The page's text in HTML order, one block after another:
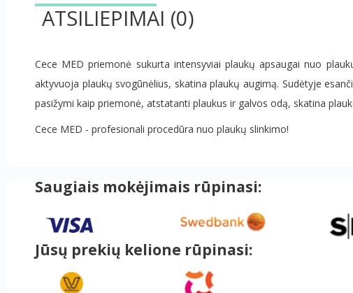
ATSILIEPIMAI (0)
Cece MED priemonė sukurta intensyviai plaukų apsaugai nuo
aktyvuoja plaukų svogūnėlius, skatina plaukų augimą. Sudėtyje
pasižymi kaip priemonė, atstatanti plaukus ir galvos odą, skatina
Cece MED - profesionali procedūra nuo plaukų slinkimo!
Saugiais mokėjimais rūpinasi:
Jūsų prekių kelione rūpinasi: